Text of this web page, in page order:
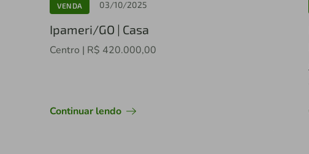
VENDA 03/10/2025
Ipameri/GO | Casa
Centro | R$ 420.000,00
Continuar lendo